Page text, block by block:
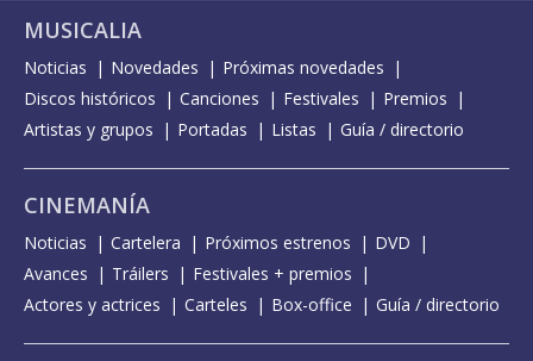
MUSICALIA
Noticias Novedades
Próximas novedades
Discos históricos
Canciones Festivales
Premios
Artistas y grupos
Portadas Listas Guía / directorio
CINEMANÍA
Noticias Cartelera Próximos estrenos
DVD
Avances
Tráilers
Festivales + premios
Actores y actrices
Carteles Box-office Guía / directorio